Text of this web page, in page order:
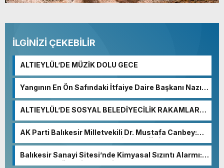
İLGİNİZİ ÇEKEBİLİR
ALTIEYLÜL’DE MÜZİK DOLU GECE
Yangının En Ön Safındaki İtfaiye Daire Başkanı Nazım
ALTIEYLÜL’DE SOSYAL BELEDİYECİLİK RAKAMLARA
AK Parti Balıkesir Milletvekili Dr. Mustafa Canbey:
“Medyanın varlığı, demokratik ve şeffaf toplumun
Balıkesir Sanayi Sitesi’nde Kimyasal Sızıntı Alarmı:
52. Sokak Güvenlik Nedeniyle Boşaltıldı